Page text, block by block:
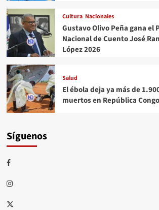
Cultura Nacionales
Gustavo Olivo Peña gana el
Nacional de Cuento José
López 2026
Salud
El ébola deja ya más de
muertos en República Congo
Síguenos